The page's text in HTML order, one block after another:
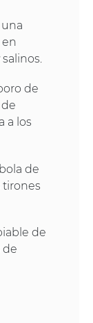
en
de
a los
de
tirones
de
de